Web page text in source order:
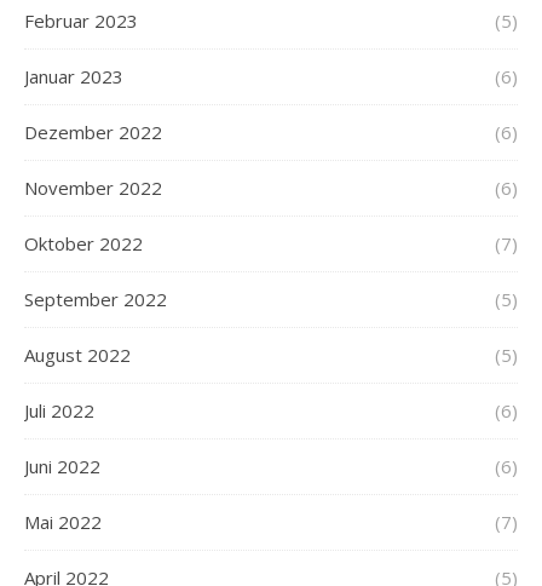
Februar 2023 (5)
Januar 2023 (6)
Dezember 2022 (6)
November 2022 (6)
Oktober 2022 (7)
September 2022 (5)
August 2022 (5)
Juli 2022 (6)
Juni 2022 (6)
Mai 2022 (7)
April 2022 (5)